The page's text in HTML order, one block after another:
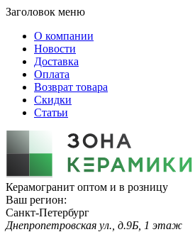
Заголовок меню
О компании
Новости
Доставка
Оплата
Возврат товара
Скидки
Статьи
Керамогранит оптом и в розницу
Ваш регион:
Санкт-Петербург
Днепропетровская ул., д.9Б, 1 этаж